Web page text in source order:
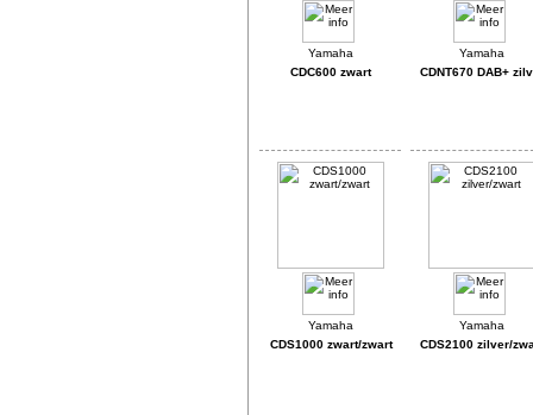
CDC600 zwart CDNT670 DAB+
CDS1000 zwart/zwart CDS2100 zilver/